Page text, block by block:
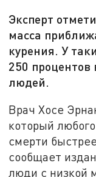
Эксперт
масса
курения. У
250
людей.
Врач Хосе
который
смерти
сообщает
люди с низкой